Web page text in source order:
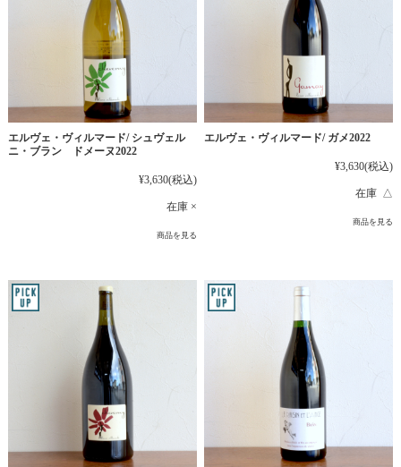
エルヴェ・ヴィルマード/ シュヴェル
ニ・ブラン ドメーヌ2022
¥3,630(税込)
在庫 ×
商品を見る
エルヴェ・ヴィルマード/ ガメ2022
¥3,630(税込)
在庫 △
商品を見る